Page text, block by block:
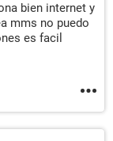
bien internet y
mms no puedo
es facil